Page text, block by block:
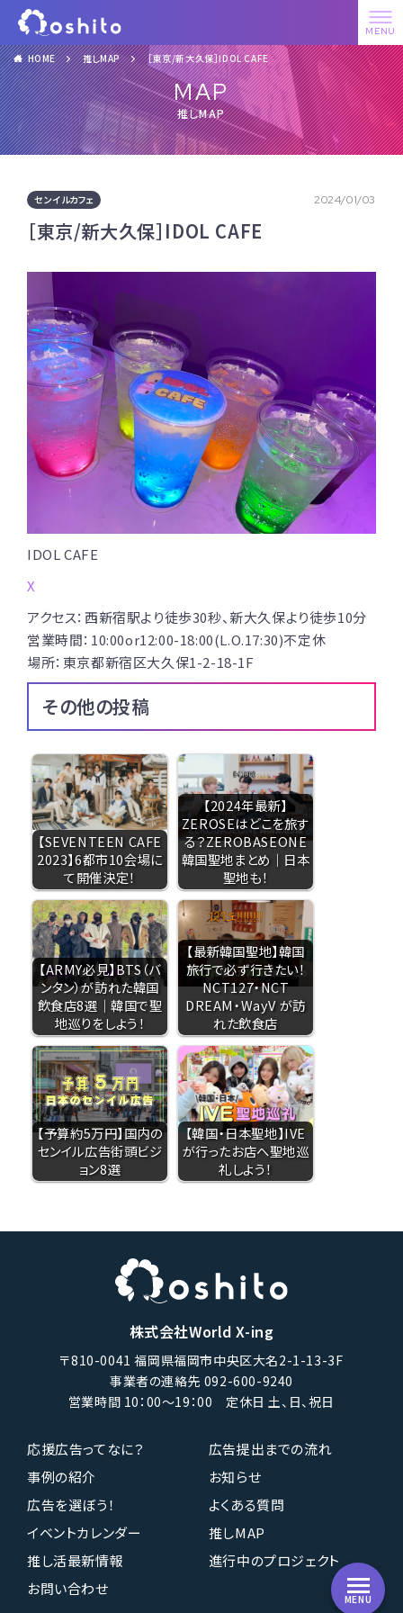
HOME 推しMAP ［東京/新大久保］IDOL CAFE
MAP
推しMAP
センイルカフェ 2024/01/03
［東京/新大久保］IDOL CAFE
IDOL CAFE
X
アクセス：西新宿駅より徒歩30秒、新大久保より徒歩10分
営業時間：10:00or12:00-18:00(L.O.17:30)不定休
場所：東京都新宿区大久保1-2-18-1F
その他の投稿
【SEVENTEEN CAFE
2023】6都市10会場に
て開催決定！
【2024年最新】
ZEROSEはどこを旅す
る？ZEROBASEONE
韓国聖地まとめ｜日本
聖地も！
【ARMY必見】BTS（バ
ンタン）が訪れた韓国
飲食店8選｜韓国で聖
地巡りをしよう！
【最新韓国聖地】韓国
旅行で必ず行きたい！
NCT127・NCT
DREAM・WayV が訪
れた飲食店
【予算約5万円】国内の
センイル広告街頭ビジ
ョン8選
【韓国・日本聖地】IVE
が行ったお店へ聖地巡
礼しよう！
株式会社World X-ing
〒810-0041 福岡県福岡市中央区大名2-1-13-3F
事業者の連絡先 092-600-9240
営業時間 10：00〜19：00 定休日 土、日、祝日
MENU
応援広告ってなに？
広告提出までの流れ
事例の紹介
お知らせ
広告を選ぼう！
よくある質問
イベントカレンダー
推しMAP
推し活最新情報
進行中のプロジェクト
お問い合わせ